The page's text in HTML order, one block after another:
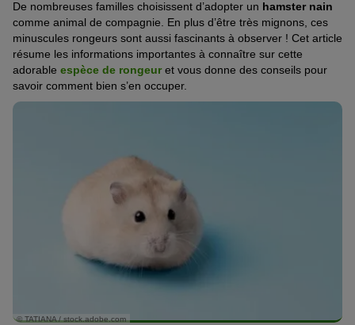
De nombreuses familles choisissent d’adopter un hamster nain
comme animal de compagnie. En plus d’être très mignons, ces
minuscules rongeurs sont aussi fascinants à observer ! Cet article
résume les informations importantes à connaître sur cette
adorable espèce de rongeuret vous donne des conseils pour
savoir comment bien s’en occuper.
© TATIANA / stock.adobe.com